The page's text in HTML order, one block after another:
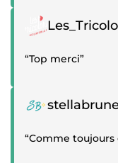
Positive review
“Top merci”
Positive review
“Comme toujours